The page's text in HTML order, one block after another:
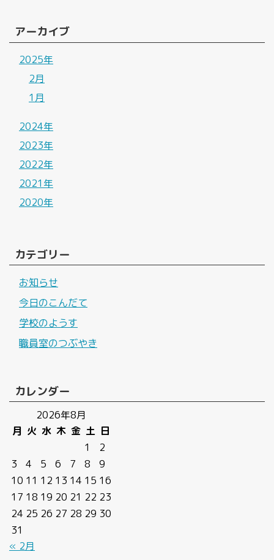
アーカイブ
2025年
2月
1月
2024年
2023年
2022年
2021年
2020年
カテゴリー
お知らせ
今日のこんだて
学校のようす
職員室のつぶやき
カレンダー
2026年8月
月 火 水 木 金 土 日
1
2
3
4 5 6 7 8
9
10 11 12 13 14 15 16
17 18 19 20 21 22 23
24 25 26 27 28 29 30
31
« 2月